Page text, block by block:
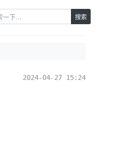
搜索
2024-04-27 15:24